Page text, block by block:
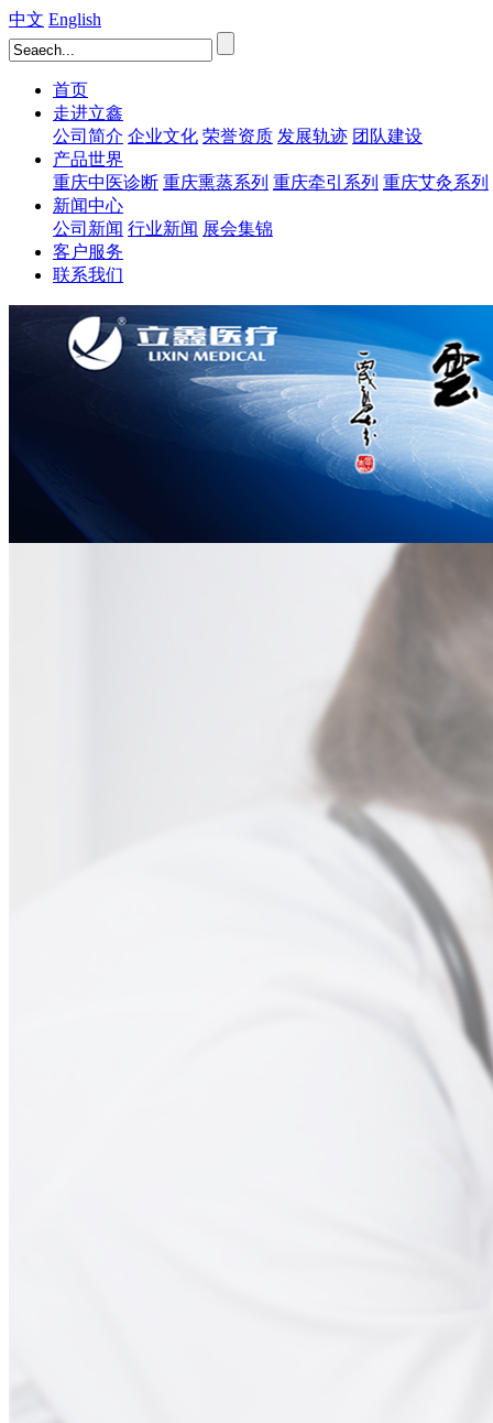
中文 English
首页
走进立鑫
公司简介 企业文化 荣誉资质 发展轨迹 团队建设
产品世界
重庆中医诊断 重庆熏蒸系列 重庆牵引系列 重庆艾灸系列
新闻中心
公司新闻 行业新闻 展会集锦
客户服务
联系我们